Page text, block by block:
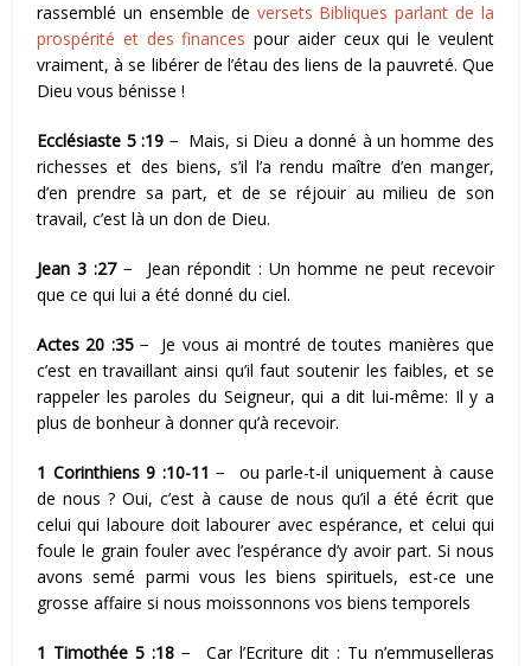
rassemblé un ensemble de versets Bibliques parlant de la
prospérité et des finances pour aider ceux qui le veulent
vraiment, à se libérer de l’étau des liens de la pauvreté. Que
Dieu vous bénisse !
Ecclésiaste 5 :19 − Mais, si Dieu a donné à un homme des
richesses et des biens, s’il l’a rendu maître d’en manger,
d’en prendre sa part, et de se réjouir au milieu de son
travail, c’est là un don de Dieu.
Jean 3 :27− Jean répondit : Un homme ne peut recevoir
que ce qui lui a été donné du ciel.
Actes 20 :35− Je vous ai montré de toutes manières que
c’est en travaillant ainsi qu’il faut soutenir les faibles, et se
rappeler les paroles du Seigneur, qui a dit lui-même: Il y a
plus de bonheur à donner qu’à recevoir.
1 Corinthiens 9 :10-11 − ou parle-t-il uniquement à cause
de nous ? Oui, c’est à cause de nous qu’il a été écrit que
celui qui laboure doit labourer avec espérance, et celui qui
foule le grain fouler avec l’espérance d’y avoir part. Si nous
avons semé parmi vous les biens spirituels, est-ce une
grosse affaire si nous moissonnons vos biens temporels
1 Timothée 5 :18 − Car l’Ecriture dit : Tu n’emmuselleras